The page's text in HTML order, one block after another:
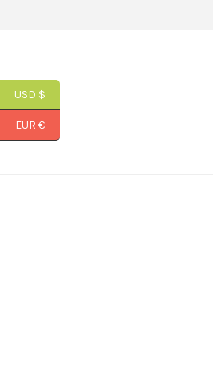
USD $
EUR €